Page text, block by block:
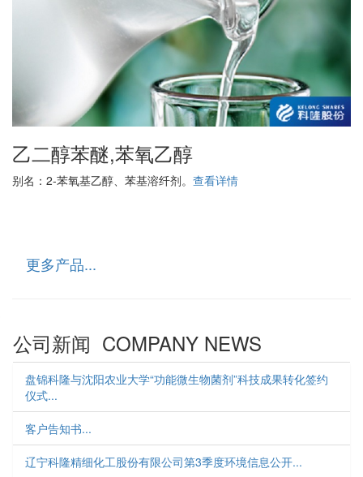
乙二醇苯醚,苯氧乙醇
别名：2-苯氧基乙醇、苯基溶纤剂。 查看详情
更多产品...
公司新闻 COMPANY NEWS
盘锦科隆与沈阳农业大学“功能微生物菌剂”科技成果转化签约
仪式...
客户告知书...
辽宁科隆精细化工股份有限公司第3季度环境信息公开...